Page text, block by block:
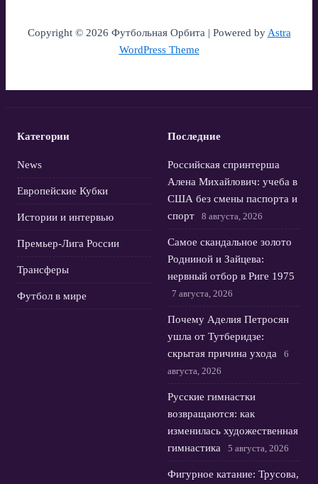
Copyright © 2026 Футбольная Орбита | Powered byAstra
WordPress Theme
Категории
News
Европейские Кубки
Истории и интервью
Премьер-Лига России
Трансферы
Футбол в мире
Последние
Российская спринтерша
Алена Михайлович: учеба в
США без смены паспорта и
спорт
8 августа, 2026
Самое скандальное золото
Родниной и Зайцева:
нервный отбор в Риге 1975
7 августа, 2026
Почему Аделия Петросян
ушла от Тутберидзе:
скрытая причина ухода
6
августа, 2026
Русские гимнастки
возвращаются: как
изменилась художественная
гимнастика
5 августа, 2026
Фигурное катание: Трусова,